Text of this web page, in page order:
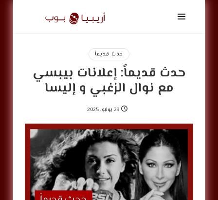
أريبيا
بوب
ArabiaPopحدث قديماً
حدث قديماً: إعلانات بيبسي
مع نوال الزغبي و إليسا
23 يوليو, 2025